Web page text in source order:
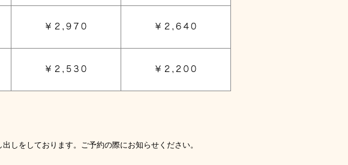
をしております。ご予約の際にお知らせください。